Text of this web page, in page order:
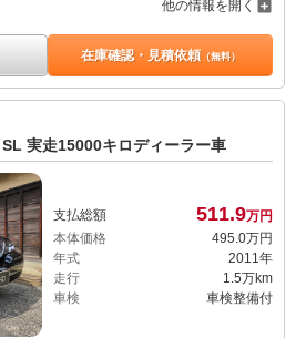
他の情報を開く
在庫確認・見積依頼（無料）
実走15000キロディーラー車
支払総額 511.9万円
本体価格
495. 0万円
年式
2011年
走行
1.5万km
車検
車検整備付